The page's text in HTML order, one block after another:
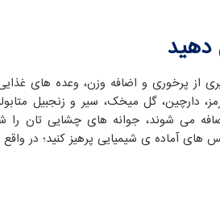
دهید
از پرخوری و اضافه وزن، وعده های
دارچین، گل میخک، سیر و زنجبیل
می شوند، جوانه های چشایی تان
آماده ی شیمیایی پرهیز کنید؛ در واقع